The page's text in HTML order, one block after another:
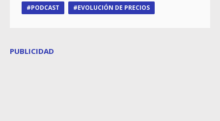
PODCAST
EVOLUCIÓN DE PRECIOS
PUBLICIDAD